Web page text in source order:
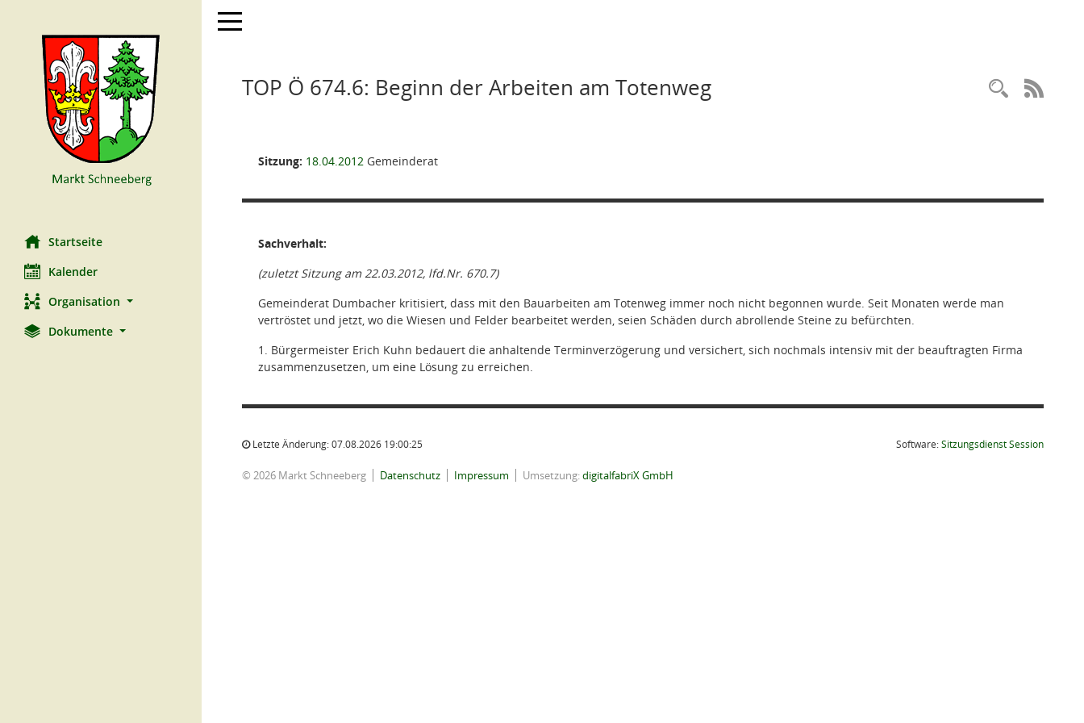
Startseite
Kalender
Organisation
Dokumente
Toggle navigation
TOP Ö 674.6: Beginn der Arbeiten am Totenweg
Sitzung: 18.04.2012 Gemeinderat
Sachverhalt:
(zuletzt Sitzung am 22.03.2012, lfd.Nr. 670.7)
Gemeinderat Dumbacher kritisiert, dass mit den Bauarbeiten am Totenweg immer noch nicht begonnen wurde. Seit Monaten werde man
vertröstet und jetzt, wo die Wiesen und Felder bearbeitet werden, seien Schäden durch abrollende Steine zu befürchten.
1. Bürgermeister Erich Kuhn bedauert die anhaltende Terminverzögerung und versichert, sich nochmals intensiv mit der beauftragten Firma
zusammenzusetzen, um eine Lösung zu erreichen.
Letzte Änderung: 07.08.2026 19:00:25 Software:SitzungsdienstSession(Wird in
© 2026 Markt Schneeberg Datenschutz Impressum Umsetzung:digitalfabriX GmbH